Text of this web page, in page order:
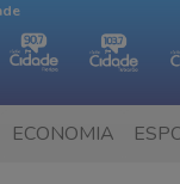
ECONOMIA